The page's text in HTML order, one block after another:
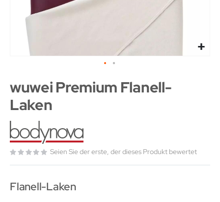
wuwei Premium Flanell-
Laken
Seien Sie der erste, der dieses Produkt bewertet
Flanell-Laken